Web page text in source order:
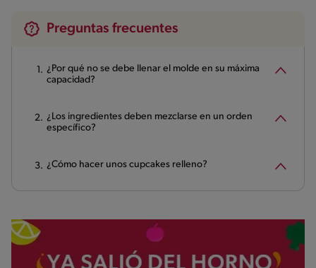
Preguntas frecuentes
¿Por qué no se debe llenar el molde en su máxima
capacidad?
¿Los ingredientes deben mezclarse en un orden
específico?
¿Cómo hacer unos cupcakes relleno?